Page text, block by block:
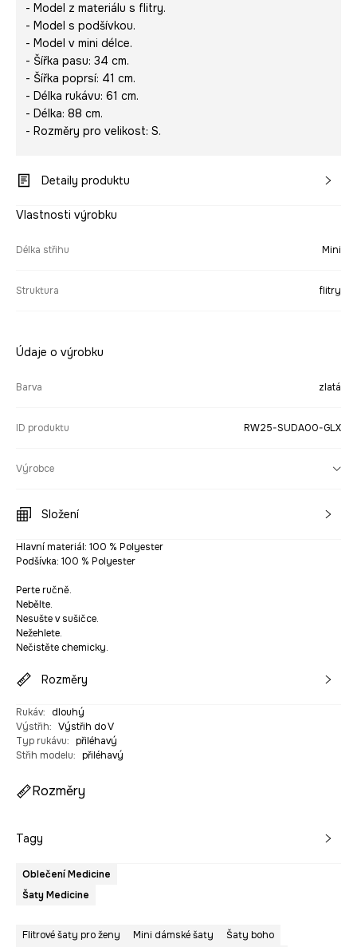
- Model z materiálu s flitry.
- Model s podšívkou.
- Model v mini délce.
- Šířka pasu: 34 cm.
- Šířka poprsí: 41 cm.
- Délka rukávu: 61 cm.
- Délka: 88 cm.
- Rozměry pro velikost: S.
Detaily produktu
Vlastnosti výrobku
Délka střihu Mini
Struktura flitry
Údaje o výrobku
Barva zlatá
ID produktu RW25-SUDA00-GLX
Výrobce
Složení
Hlavní materiál: 100 % Polyester
Podšívka: 100 % Polyester
Perte ručně.
Nebělte.
Nesušte v sušičce.
Nežehlete.
Nečistěte chemicky.
Rozměry
Rukáv:
dlouhý
Výstřih: Výstřih do V
Typ rukávu: přiléhavý
Střih modelu: přiléhavý
Rozměry
Tagy
Oblečení Medicine
Šaty Medicine
Flitrové šaty pro ženy Mini dámské šaty Šaty boho